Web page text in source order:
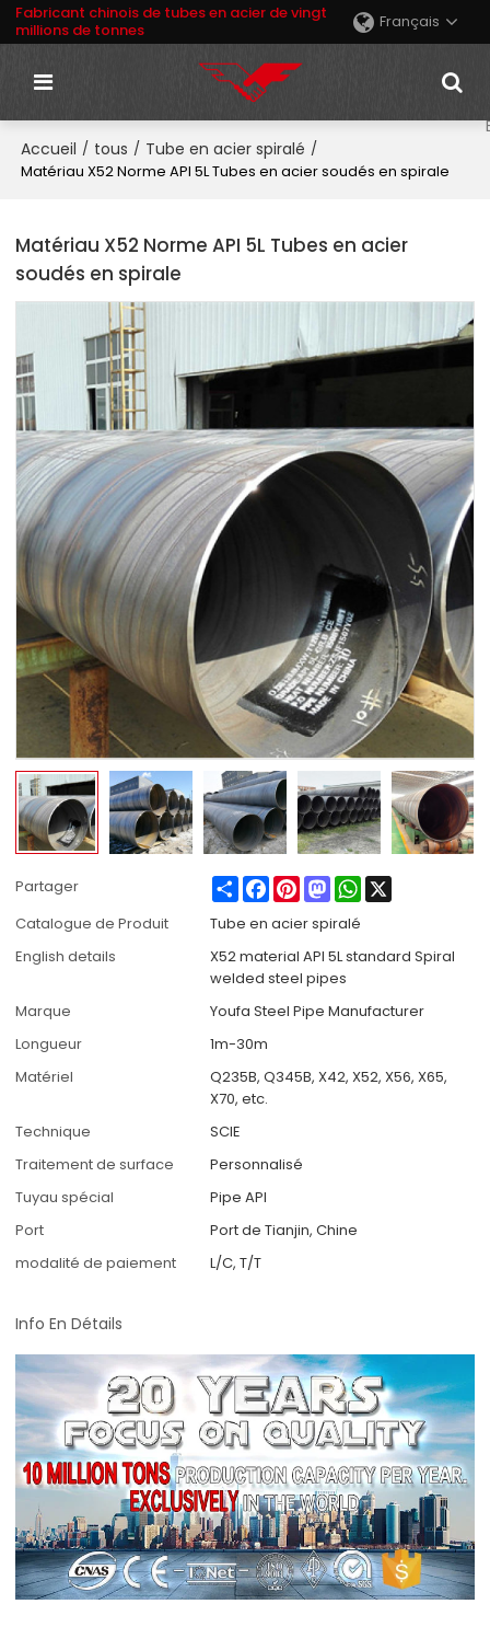
Fabricant chinois de tubes en acier de vingt
millions de tonnes
Français
Accueil / tous / Tube en acier spiralé /
Matériau X52 Norme API 5L Tubes en acier soudés en spirale
Matériau X52 Norme API 5L Tubes en acier
soudés en spirale
Partager ShareFacebook
PinterestMastodonWhatsApp
Catalogue de Produit
Tube en acier spiralé
English details
X52 material API 5L standard Spiral
welded steel pipes
Marque
Youfa Steel Pipe Manufacturer
Longueur
1m-30m
Matériel
Q235B, Q345B, X42, X52, X56, X65,
X70, etc.
Technique
SCIE
Traitement de surface
Personnalisé
Tuyau spécial
Pipe API
Port
Port de Tianjin, Chine
modalité de paiement
L/C, T/T
Info En Détails